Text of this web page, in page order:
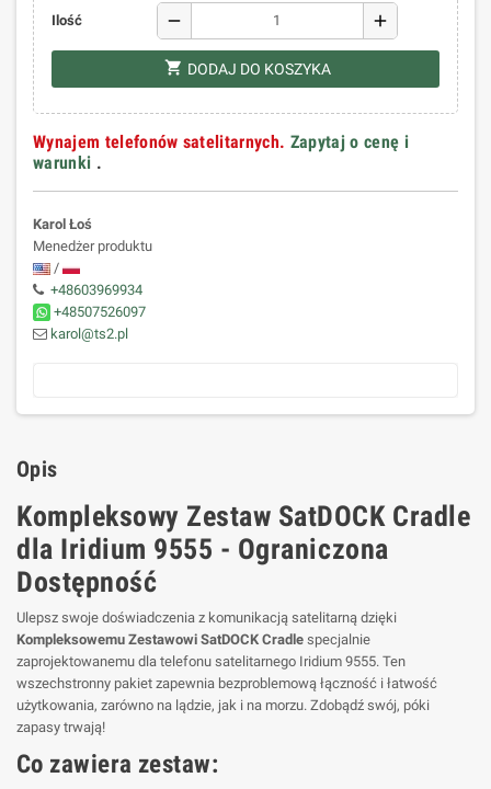
Ilość remove add
shopping_cart DODAJ DO KOSZYKA
Wynajem telefonów satelitarnych. Zapytaj o cenę i
warunki .
Karol Łoś
Menedżer produktu
/
+48603969934
+48507526097
karol@ts2.pl
Opis
Kompleksowy Zestaw SatDOCK Cradle
dla Iridium 9555 - Ograniczona
Dostępność
Ulepsz swoje doświadczenia z komunikacją satelitarną dzięki
Kompleksowemu Zestawowi SatDOCK Cradle specjalnie
zaprojektowanemu dla telefonu satelitarnego Iridium 9555. Ten
wszechstronny pakiet zapewnia bezproblemową łączność i łatwość
użytkowania, zarówno na lądzie, jak i na morzu. Zdobądź swój, póki
zapasy trwają!
Co zawiera zestaw: